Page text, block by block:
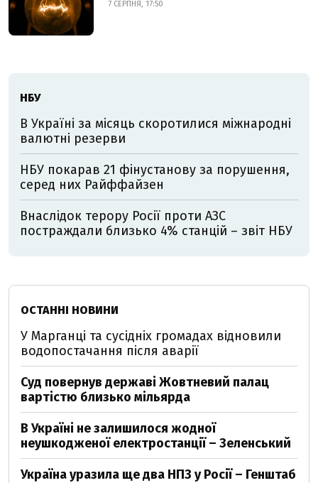
7 СЕРПНЯ, 17:50
НБУ
В Україні за місяць скоротилися міжнародні
валютні резерви
НБУ покарав 21 фінустанову за порушення,
серед них Райффайзен
Внаслідок терору Росії проти АЗС
постраждали близько 4% станцій – звіт НБУ
ОСТАННІ НОВИНИ
У Марганці та сусідніх громадах відновили
водопостачання після аварії
Суд повернув державі Жовтневий палац
вартістю близько мільярда
В Україні не залишилося жодної
неушкодженої електростанції – Зеленський
Україна уразила ще два НПЗ у Росії – Генштаб